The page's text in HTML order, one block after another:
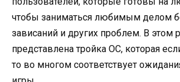
чтобы заниматься любимым делом
зависаний и других проблем. В этом
представлена тройка ОС, которая
то во многом соответствует